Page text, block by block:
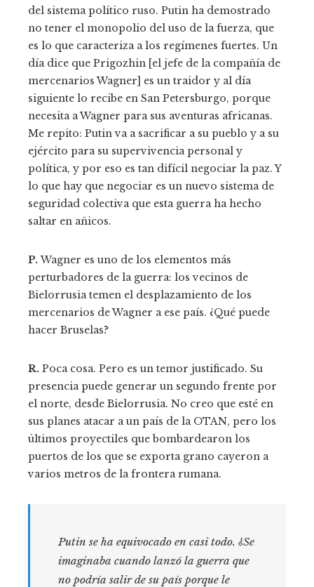
del sistema político ruso. Putin ha demostrado
no tener el monopolio del uso de la fuerza, que
es lo que caracteriza a los regímenes fuertes. Un
día dice que Prigozhin [el jefe de la compañía de
mercenarios Wagner] es un traidor y al día
siguiente lo recibe en San Petersburgo, porque
necesita a Wagner para sus aventuras africanas.
Me repito: Putin va a sacrificar a su pueblo y a su
ejército para su supervivencia personal y
política, y por eso es tan difícil negociar la paz. Y
lo que hay que negociar es un nuevo sistema de
seguridad colectiva que esta guerra ha hecho
saltar en añicos.
P.Wagner es uno de los elementos más
perturbadores de la guerra: los vecinos de
Bielorrusia temen el desplazamiento de los
mercenarios de Wagner a ese país. ¿Qué puede
hacer Bruselas?
R. Poca cosa. Pero es un temor justificado. Su
presencia puede generar un segundo frente por
el norte, desde Bielorrusia. No creo que esté en
sus planes atacar a un país de la OTAN, pero los
últimos proyectiles que bombardearon los
puertos de los que se exporta grano cayeron a
varios metros de la frontera rumana.
Putin se ha equivocado en casi todo. ¿Se
imaginaba cuando lanzó la guerra que
no podría salir de su país porque le